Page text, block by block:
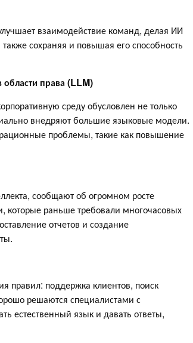
взаимодействие команд, делая ИИ
сохраняя и повышая его способность
права (LLM)
среду обусловлен не только
внедряют большие языковые модели.
проблемы, такие как повышение
сообщают об огромном росте
которые раньше требовали многочасовых
отчетов и создание
правил: поддержка клиентов, поиск
решаются специалистами с
естественный язык и давать ответы,